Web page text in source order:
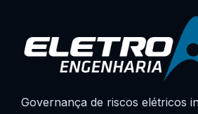
Governança de riscos elétricos